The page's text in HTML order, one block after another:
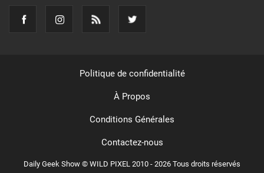
Daily Geek Show © WILD PIXEL 2010 - 2026 Tous droits réservés
Politique de confidentialité
À Propos
Conditions Générales
Contactez-nous